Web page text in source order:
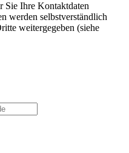
Sie Ihre Kontaktdaten
werden selbstverständlich
weitergegeben (siehe